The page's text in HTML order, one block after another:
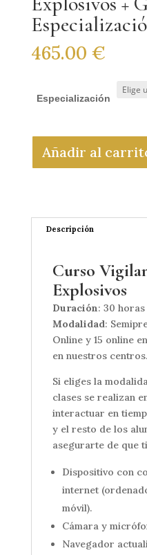
465.00 €
Especialización
Añadir al
Descripción
Curso
Explosivos
Duración: 30 horas
Modalidad:
Online y 15 online
en nuestros centros.
Si eliges la
clases se realizan
interactuar en
y el resto de los
asegurarte de que
Dispositivo con
internet
móvil).
Cámara y
Navegador